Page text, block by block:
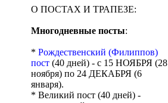
О ПОСТАХ И ТРАПЕЗЕ:
Многодневные посты:
* Рождественский (Филиппов)
пост (40 дней) - с 15 НОЯБРЯ (28
ноября) по 24 ДЕКАБРЯ (6
января).
* Великий пост (40 дней) -